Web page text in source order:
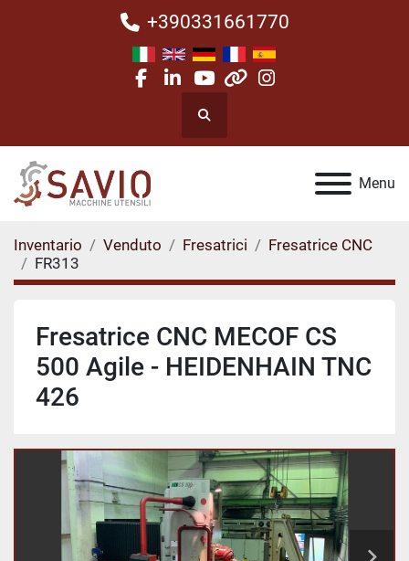
+390331661770
facebook
linkedin
youtube
otherinstagram
Cerca
Menu
Inventario Venduto Fresatrici
Fresatrice CNC
FR313
Fresatrice CNC MECOF CS
500 Agile - HEIDENHAIN TNC
426